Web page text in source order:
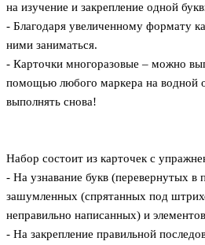
на изучение и закрепление одной
- Благодаря увеличенному формату
ними заниматься.
- Карточки многоразовые – можно
помощью любого маркера на водной
выполнять снова!
Набор состоит из карточек с
- На узнавание букв (перевернутых в
зашумленных (спрятанных под
неправильно написанных) и
- На закрепление правильной